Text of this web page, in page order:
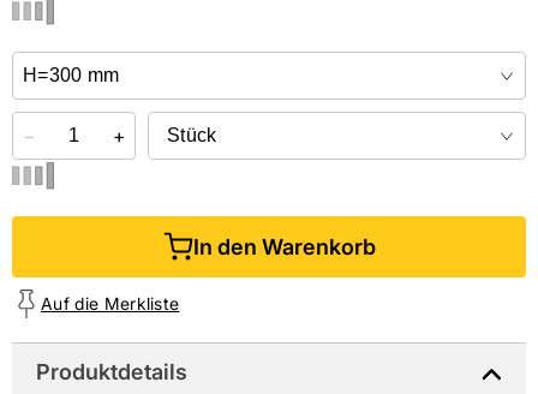
Online kaufen &
− +
In den Warenkorb
Auf die Merkliste
Produktdetails